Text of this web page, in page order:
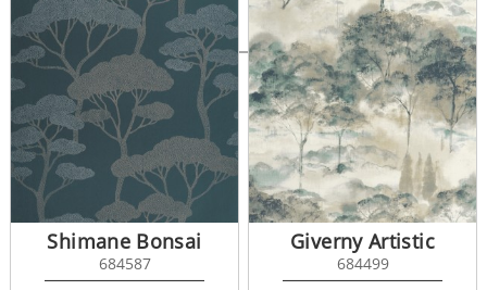
Central Park 682081
Shimane Bonsai
684587
Giverny Artistic
684499